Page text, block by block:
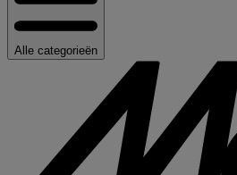
Alle categorieën